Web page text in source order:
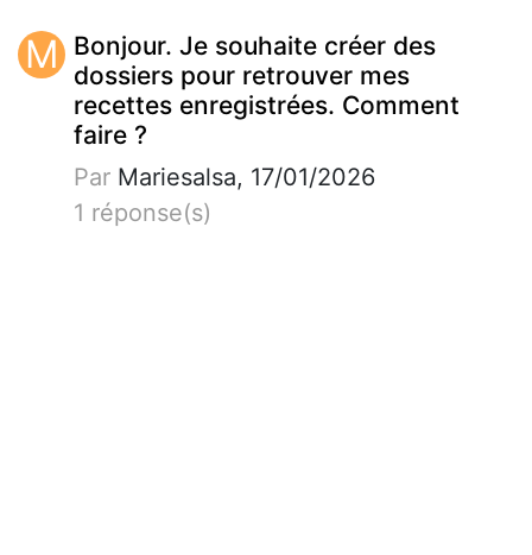
M Bonjour. Je souhaite créer des
dossiers pour retrouver mes
recettes enregistrées. Comment
faire ?
Par Mariesalsa, 17/01/2026
1 réponse(s)